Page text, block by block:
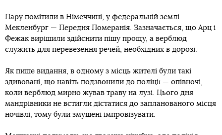
Пару помітили в Німеччині, у федеральній землі
Мекленбург — Передня Померанія. Зазначається, що Арц і
Фежак вирішили здійснити пішу прощу, а верблюд
служить для перевезення речей, необхідних в дорозі.
Як пише видання, в одному з місць жителі були такі
здивовані, що навіть подзвонили до поліції — опівночі,
коли верблюд мирно жував траву на лузі. Цього дня
мандрівники не встигли дістатися до запланованого місця
ночівлі, тому були змушені імпровізувати.